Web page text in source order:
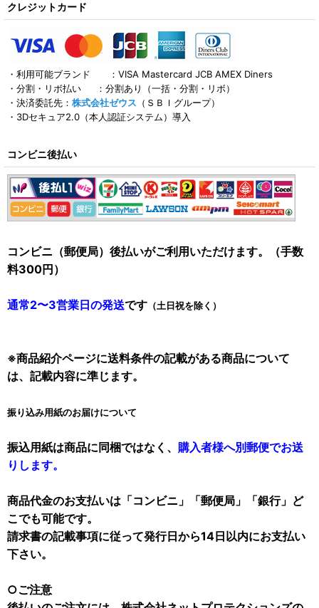
クレジットカード
・利用可能ブランド ：VISA Mastercard JCB AMEX Diners
・分割・リボ払い ：分割あり（一括・分割・リボ）
・決済委託先： 株式会社ゼウス （ＳＢＩグループ）
・3Dセキュア2.0（本人認証システム）導入
コンビニ後払い
コンビニ（郵便局）後払いがご利用いただけます。（手数
料300円）
通常2〜3営業日の発送です （土日祝を除く）
※商品紹介ページに送料条件の記載がある商品について
は、記載内容に準じます。
振り込み用紙のお届けについて
振込用紙は商品に同梱ではなく、 購入者様へ別郵便でお送
りします。
商品代金のお支払いは「コンビニ」「郵便局」「銀行」ど
こでも可能です。
請求書の記載事項に従って発行日から14日以内にお支払い
下さい。
○ご注意